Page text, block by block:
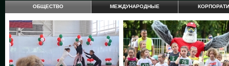
ОБЩЕСТВО МЕЖДУНАРОДНЫЕ